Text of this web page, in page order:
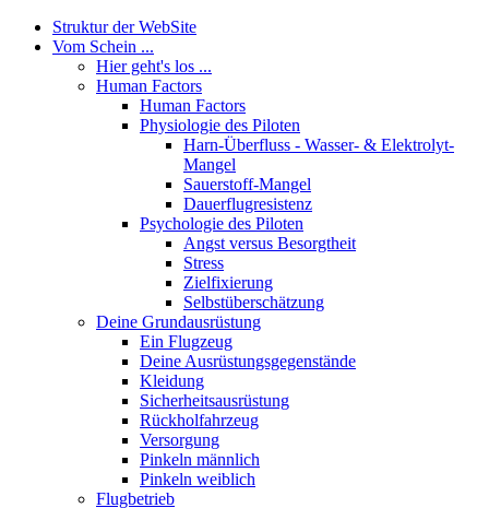
Struktur der WebSite
Vom Schein ...
Hier geht's los ...
Human Factors
Human Factors
Physiologie des Piloten
Harn-Überfluss - Wasser- & Elektrolyt-
Mangel
Sauerstoff-Mangel
Dauerflugresistenz
Psychologie des Piloten
Angst versus Besorgtheit
Stress
Zielfixierung
Selbstüberschätzung
Deine Grundausrüstung
Ein Flugzeug
Deine Ausrüstungsgegenstände
Kleidung
Sicherheitsausrüstung
Rückholfahrzeug
Versorgung
Pinkeln männlich
Pinkeln weiblich
Flugbetrieb